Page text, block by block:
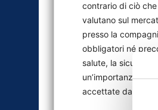
contrario di ciò che
valutano sul
presso la
obbligatori né
salute, la
un’importanza
accettate